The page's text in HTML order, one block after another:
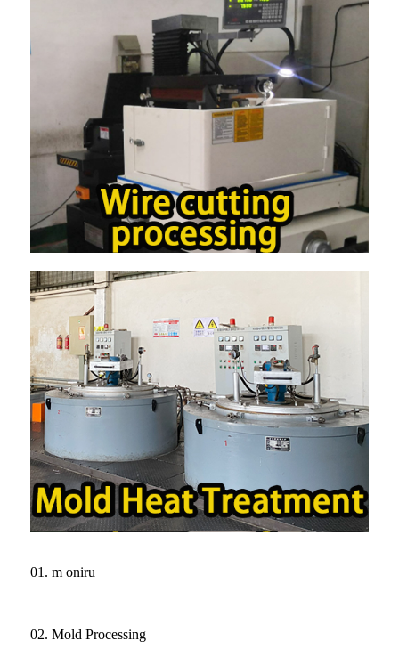
01. m oniru
02. Mold Processing